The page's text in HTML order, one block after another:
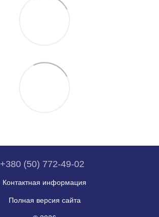
+380 (50) 772-49-02
Контактная информация
Полная версия сайта